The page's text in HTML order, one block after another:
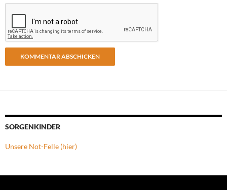
SORGENKINDER
Unsere Not-Felle (hier)